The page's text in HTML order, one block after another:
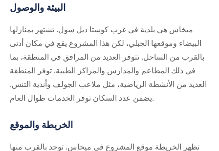
البيئة والوصول
ميخاس هي بلدية في غرب كوستا ديل سول. تشتهر بمنازلها
البيضاء وموقعها الجبلي، لكن هذا المشروع يقع في مكان أدنى
بالقرب من الساحل. تتوفر العديد من المرافق في المنطقة، بما
في ذلك المطاعم والمدارس والمراكز الطبية. توفر المنطقة
العديد من الأنشطة الرياضية، مثل ملاعب الجولف وأندية التنس.
يضمن عدد السكان توفر الخدمات طوال العام.
الخريطة والموقع
تظهر الخريطة موقع المشروع في ميخاس. توجد بالقرب منها